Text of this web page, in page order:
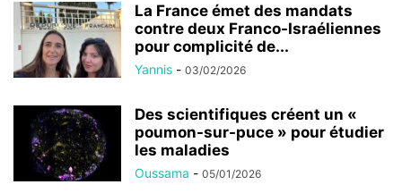
La France émet des mandats
contre deux Franco-Israéliennes
pour complicité de...
Yannis - 03/02/2026
Des scientifiques créent un «
poumon-sur-puce » pour étudier
les maladies
Oussama - 05/01/2026